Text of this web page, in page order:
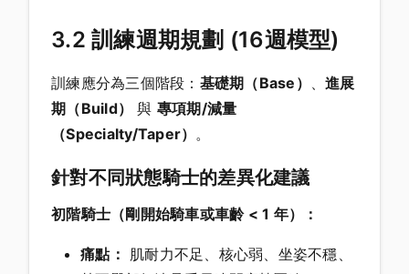
3.2 訓練週期規劃 (16週模型)
訓練應分為三個階段： 基礎期（Base） 、 進展
期（Build）
與 專項期/減量
（Specialty/Taper） 。
針對不同狀態騎士的差異化建議
初階騎士（剛開始騎車或車齡 < 1 年）：
痛點： 肌耐力不足、核心弱、坐姿不穩、